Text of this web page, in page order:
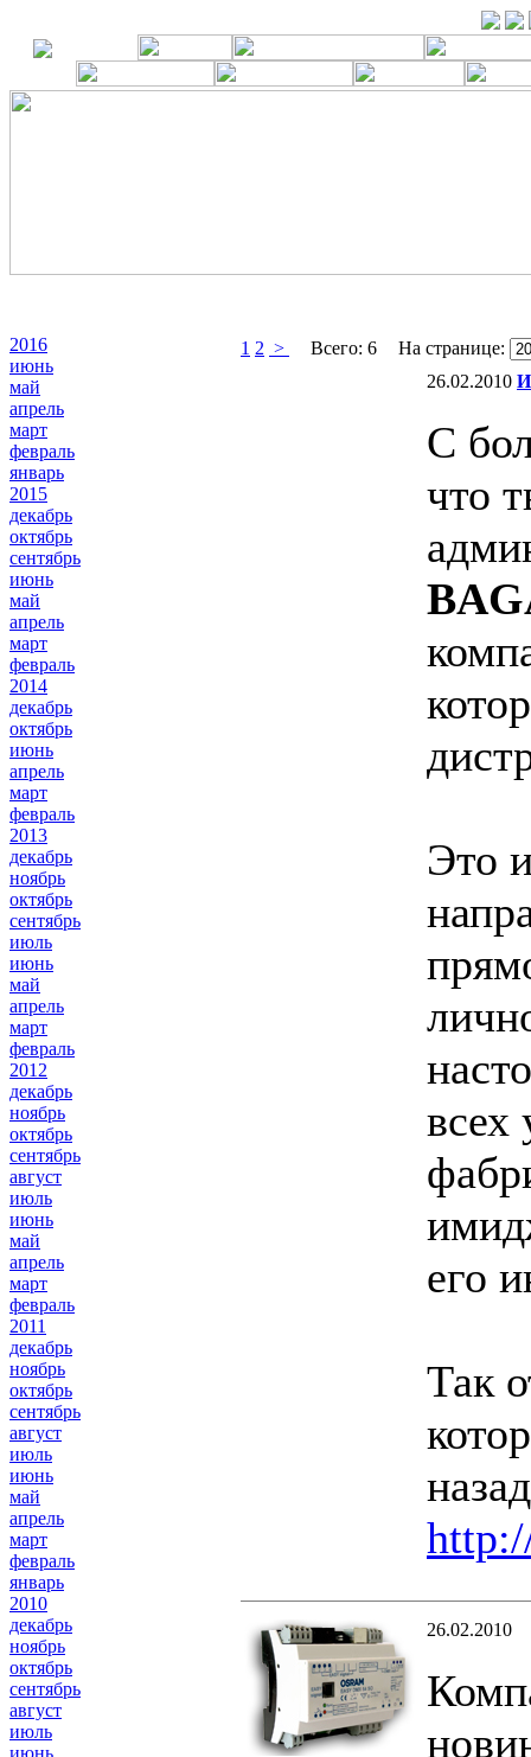
2016
июнь
май
апрель
март
февраль
январь
2015
декабрь
октябрь
сентябрь
июнь
май
апрель
март
февраль
2014
декабрь
октябрь
июнь
апрель
март
февраль
2013
декабрь
ноябрь
октябрь
сентябрь
июль
июнь
май
апрель
март
февраль
2012
декабрь
ноябрь
октябрь
сентябрь
август
июль
июнь
май
апрель
март
февраль
2011
декабрь
ноябрь
октябрь
сентябрь
август
июль
июнь
май
апрель
март
февраль
январь
2010
декабрь
ноябрь
октябрь
сентябрь
август
июль
июнь
1 2 > Всего: 6
На странице:
26.02.2010
C
что
Это
всех
его
Так
26.02.2010